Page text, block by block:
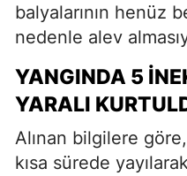
balyalarının henüz
nedenle alev
YANGINDA 5
YARALI
Alınan bilgilere göre,
kısa sürede